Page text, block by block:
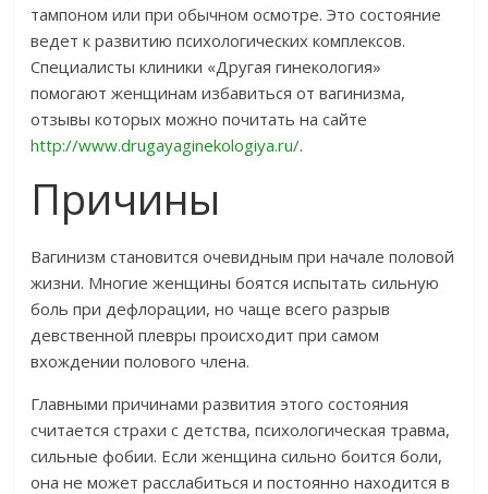
тампоном или при обычном осмотре. Это состояние
ведет к развитию психологических комплексов.
Специалисты клиники «Другая гинекология»
помогают женщинам избавиться от вагинизма,
отзывы которых можно почитать на сайте
http://www.drugayaginekologiya.ru/.
Причины
Вагинизм становится очевидным при начале половой
жизни. Многие женщины боятся испытать сильную
боль при дефлорации, но чаще всего разрыв
девственной плевры происходит при самом
вхождении полового члена.
Главными причинами развития этого состояния
считается страхи с детства, психологическая травма,
сильные фобии. Если женщина сильно боится боли,
она не может расслабиться и постоянно находится в